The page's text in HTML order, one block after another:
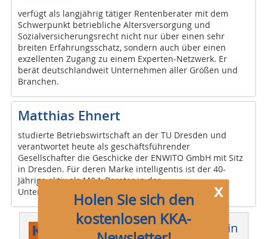
verfügt als langjährig tätiger Rentenberater mit dem
Schwerpunkt betriebliche Altersversorgung und
Sozialversicherungsrecht nicht nur über einen sehr
breiten Erfahrungsschatz, sondern auch über einen
exzellenten Zugang zu einem Experten-Netzwerk. Er
berät deutschlandweit Unternehmen aller Größen und
Branchen.
Matthias Ehnert
studierte Betriebswirtschaft an der TU Dresden und
verantwortet heute als geschäftsführender
Gesellschafter die Geschicke der ENWITO GmbH mit Sitz
in Dresden. Für deren Marke intelligentis ist der 40-
Jährige aktiv als M&A-Berater in der
Unternehmensnachfolge für Betriebe tätig.
Dieser Artikel erschien in
x
Holen Sie sich den
kostenlosen KKA-